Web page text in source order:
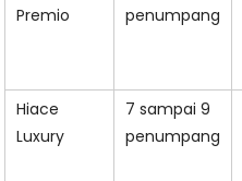
Premio
penumpang
Hiace
Luxury
7 sampai 9
penumpang